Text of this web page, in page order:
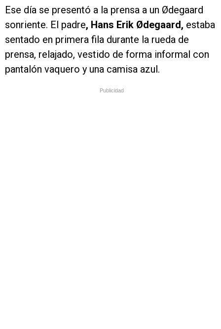
Ese día se presentó a la prensa a un Ødegaard
sonriente. El padre, Hans Erik Ødegaard, estaba
sentado en primera fila durante la rueda de
prensa, relajado, vestido de forma informal con
pantalón vaquero y una camisa azul.
Publicidad